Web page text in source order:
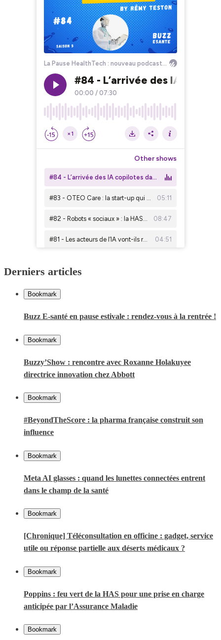
Derniers articles
Bookmark
Buzz E-santé en pause estivale : rendez-vous à la rentrée !
Bookmark
Buzzy’Show : rencontre avec Roxanne Holakuyee
directrice innovation chez Abbott
Bookmark
#BeyondTheScore : la pharma française construit son
influence
Bookmark
Meta AI glasses : quand les lunettes connectées entrent
dans le champ de la santé
Bookmark
[Chronique] Téléconsultation en officine : gadget, service
utile ou réponse partielle aux déserts médicaux ?
Bookmark
Poppins : feu vert de la HAS pour une prise en charge
anticipée par l’Assurance Maladie
Bookmark